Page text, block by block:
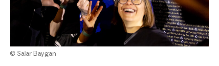
© Salar Baygan